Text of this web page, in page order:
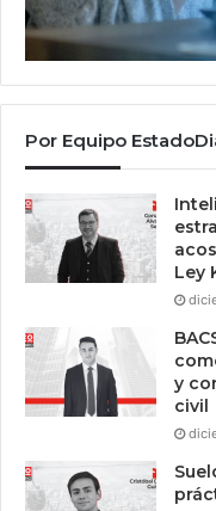
Por Equipo
Ley
y
civil